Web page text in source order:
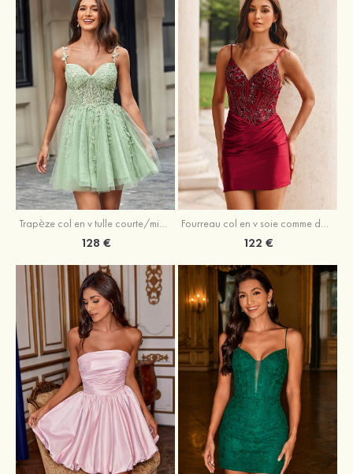
Trapèze col en v tulle courte/mini robe de fête de la rentrée avec perles
128 €
Fourreau col en v soie comme du satin courte/mini robe de fête de la rentrée avec paillettes
122 €